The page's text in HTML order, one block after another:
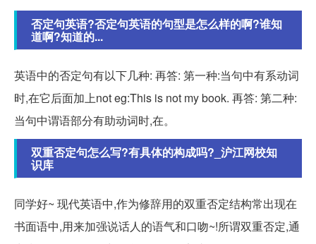
否定句英语?否定句英语的句型是怎么样的啊?谁知
道啊?知道的...
英语中的否定句有以下几种: 再答: 第一种:当句中有系动词
时,在它后面加上not eg:This is not my book. 再答: 第二种:
当句中谓语部分有助动词时,在。
双重否定句怎么写?有具体的构成吗?_沪江网校知
识库
同学好~ 现代英语中,作为修辞用的双重否定结构常出现在
书面语中,用来加强说话人的语气和口吻~!所谓双重否定,通